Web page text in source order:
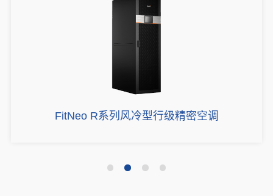
FitNeo R系列风冷型行级精密空调